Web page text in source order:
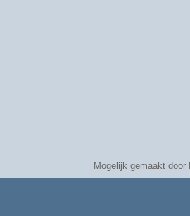
Mogelijk gemaakt door